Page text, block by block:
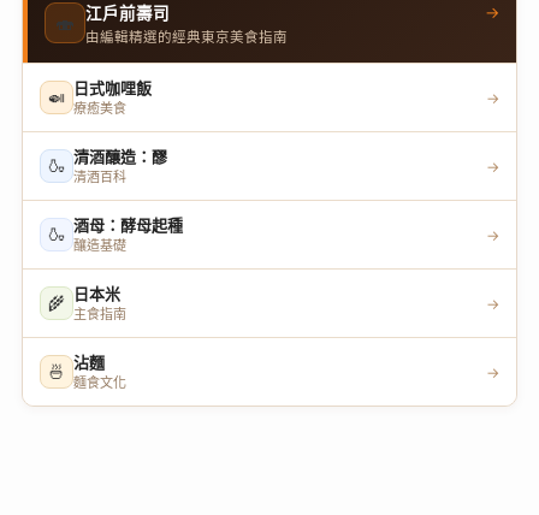
🍣 江戶前壽司
由編輯精選的經典東京美食指南
→
🍛 日式咖哩飯
療癒美食
→
🍶 清酒釀造：醪
清酒百科
→
🍶 酒母：酵母起種
釀造基礎
→
🌾 日本米
主食指南
→
🍜 沾麵
麵食文化
→